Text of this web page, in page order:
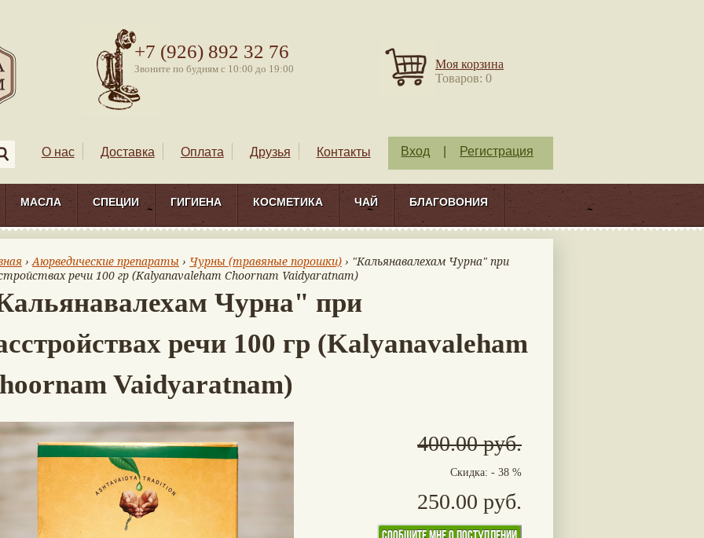
+7 (926) 892 32 76
Звоните по будням с 10:00 до 19:00
Моя корзина
Товаров: 0
О нас Доставка Оплата Друзья Контакты Вход Регистрация
МАСЛА СПЕЦИИ ГИГИЕНА КОСМЕТИКА ЧАЙ БЛАГОВОНИЯ
›Аюрведические препараты › Чурны (травяные порошки) › "Кальянавалехам Чурна" при
речи 100 гр (Kalyanavaleham Choornam Vaidyaratnam)
Чурна" при
речи 100 гр (Kalyanavaleham
Vaidyaratnam)
400.00 руб.
Скидка: - 38 %
250.00 руб.